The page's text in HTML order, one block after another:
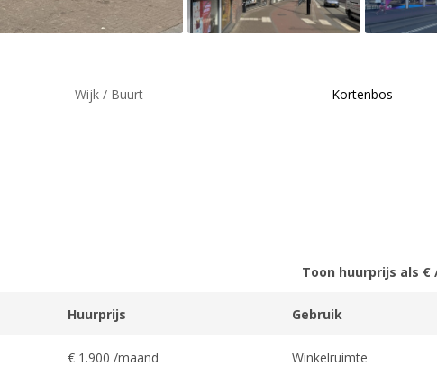
Wijk / Buurt Kortenbos
Toon huurprijs als €
Huurprijs Gebruik
€ 1.900 /maand Winkelruimte